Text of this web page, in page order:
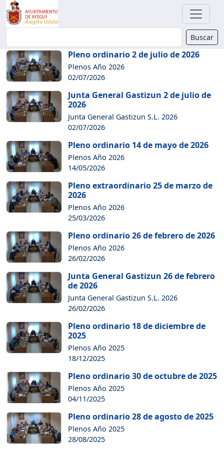
Buscador Buscar
Pleno ordinario 2 de julio de 2026
Plenos Año 2026
02/07/2026
Junta General Gastizun 2 de julio de
2026
Junta General Gastizun S.L. 2026
02/07/2026
Pleno ordinario 14 de mayo de 2026
Plenos Año 2026
14/05/2026
Pleno extraordinario 25 de marzo de
2026
Plenos Año 2026
25/03/2026
Pleno ordinario 26 de febrero de 2026
Plenos Año 2026
26/02/2026
Junta General Gastizun 26 de febrero
de 2026
Junta General Gastizun S.L. 2026
26/02/2026
Pleno ordinario 18 de diciembre de
2025
Plenos Año 2025
18/12/2025
Pleno ordinario 30 de octubre de 2025
Plenos Año 2025
04/11/2025
Pleno ordinario 28 de agosto de 2025
Plenos Año 2025
28/08/2025